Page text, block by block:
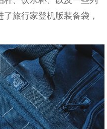
旅行家登机版装备袋，